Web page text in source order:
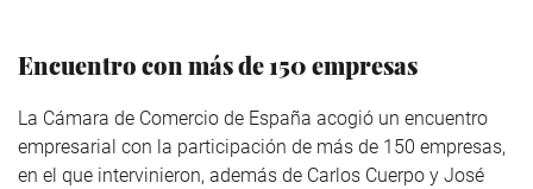
Encuentro con más de 150 empresas
La Cámara de Comercio de España acogió un encuentro
empresarial con la participación de más de 150 empresas,
en el que intervinieron, además de Carlos Cuerpo y José